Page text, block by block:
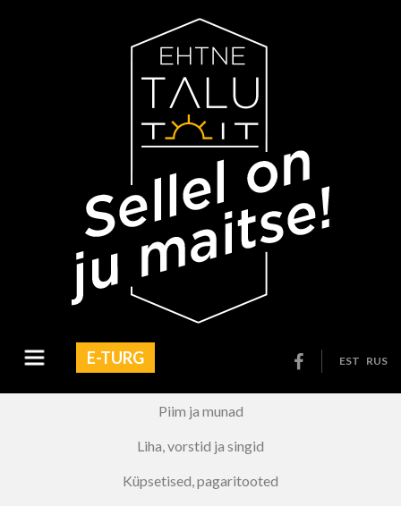
EST RUS
E-TURG
Piim ja munad
Liha, vorstid ja singid
Küpsetised, pagaritooted